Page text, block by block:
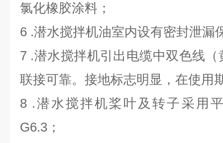
氯化橡胶涂料；
6 .潜水搅拌机油室内设有密封泄漏
7 .潜水搅拌机引出电缆中双色线
联接可靠。接地标志明显，在使用
8 .潜水搅拌机桨叶及转子采用
G6.3；